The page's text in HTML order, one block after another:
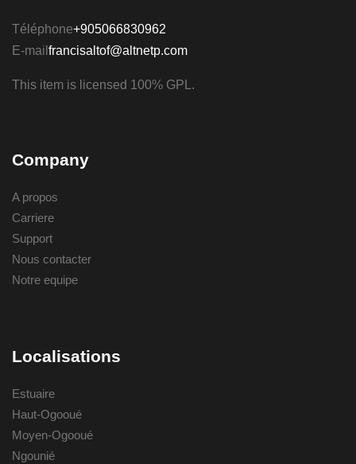
Téléphone+905066830962
E-mail francisaltof@altnetp.com
This item is licensed 100% GPL.
Company
A propos
Carriere
Support
Nous contacter
Notre equipe
Localisations
Estuaire
Haut-Ogooué
Moyen-Ogooué
Ngounié